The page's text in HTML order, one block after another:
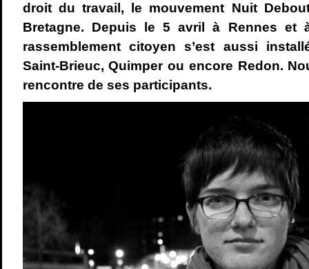
droit du travail, le mouvement Nuit
Bretagne. Depuis le 5 avril à Rennes et
rassemblement citoyen s’est aussi
Saint-Brieuc, Quimper ou encore Redon.
rencontre de ses participants.